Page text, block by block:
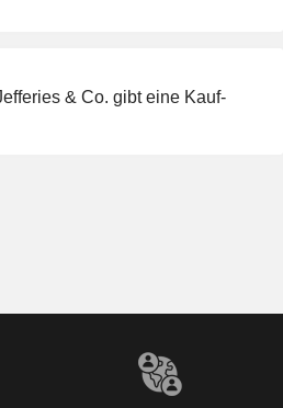
& Co. gibt eine Kauf-